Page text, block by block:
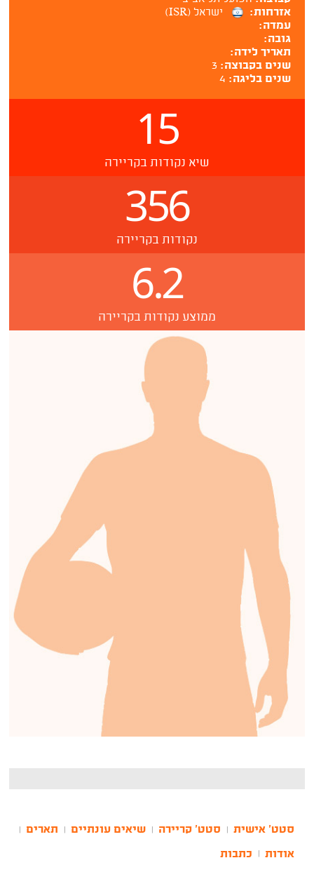
אזרחות:
ישראל (ISR)
עמדה:
גובה:
תאריך לידה:
שנים בקבוצה: 3
שנים בליגה: 4
15
שיא נקודות בקריירה
356
נקודות בקריירה
6.2
ממוצע נקודות בקריירה
סטט' אישית סטט' קריירה שיאים עונתיים תארים
אודות כתבות